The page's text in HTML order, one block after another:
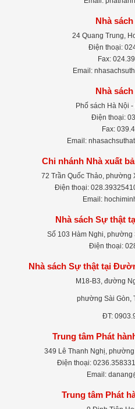
Nhà
24 Quang Trung,
Điện thoại:
Fax:
Email:
Nhà
Phố sách Hà Nội
Điện thoại:
Fax:
Email:
Chi nhánh Nhà xuất
72 Trần Quốc Thảo, phường
Điện thoại:
Email:
Nhà sách Sự thật
Số 103 Hàm Nghi, phường
Điện thoại:
Nhà sách Sự thật tại
M18-B3, đường
phường Sài Gòn,
ĐT:
Trung tâm Phát
349 Lê Thanh Nghị,
Điện thoại:
Email:
Trung tâm Phát